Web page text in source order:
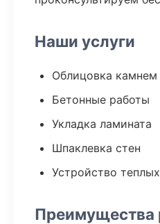
Наши услуги
Облицовка камнем
Бетонные работы
Укладка ламината
Шпаклевка стен
Устройство
Преимущества